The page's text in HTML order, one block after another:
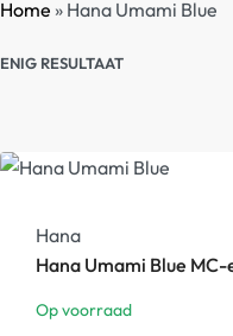
Home » Hana Umami Blue
ENIG RESULTAAT
Hana
Hana Umami Blue
Op voorraad